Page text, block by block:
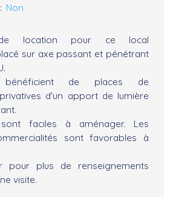
: Non
de location pour ce local
sur axe passant et pénétrant
de places de
d'un apport de lumière
faciles à aménager. Les
sont favorables à
pour plus de renseignements
visite.